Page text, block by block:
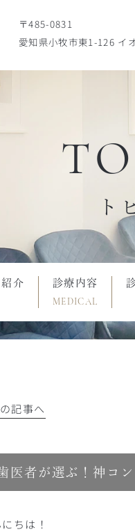
〒485-0831
愛知県小牧市東1-126 イ
介 診療内容
MEDICAL
ト
記事へ
医者が選ぶ！神コ
ちは！